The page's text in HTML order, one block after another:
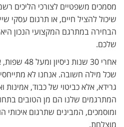
מסמכים משפטיים לצורכי הליכים
שיכול להציל חיים, או תרגום עסקי
הבחירה במתרגם המקצועי הנכון
שלכם.
אחרי 30
שכל מילה חשובה. אנחנו לא
גרידא, אלא כביטוי של כבוד,
המתרגמים שלנו הם מן הטובים
ומוסמכים, המבינים שתרגום איכותי
מוצלחת.